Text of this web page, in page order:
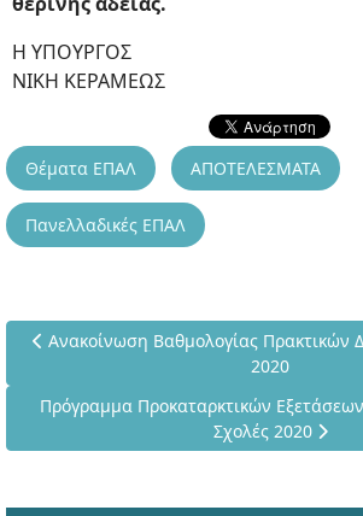
Η ΥΠΟΥΡΓΟΣ
ΝΙΚΗ ΚΕΡΑΜΕΩΣ
Θέματα ΕΠΑΛ ΑΠΟΤΕΛΕΣΜΑΤΑ
Πανελλαδικές ΕΠΑΛ
Προηγούμενο άρθρο: Ανακοίνωση
Ανακοίνωση Βαθμολογίας Πρακτικών
2020
Επόμενο άρθρο: Πρόγραμμα
Πρόγραμμα Προκαταρκτικών
Σχολές 2020